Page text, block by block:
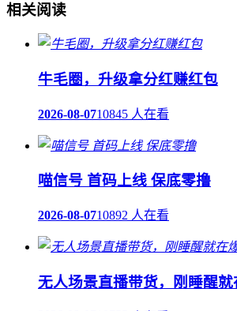
相关阅读
牛毛圈，升级拿分红赚红包
2026-08-0710845 人在看
喵信号 首码上线 保底零撸
2026-08-0710892 人在看
无人场景直播带货，刚睡醒